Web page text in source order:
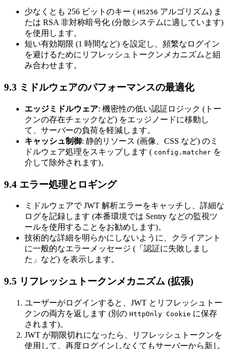
少なくとも 256 ビットのキー ( HS256 アルゴリズム) ま
たは RSA 非対称暗号化 (分散システムに適しています)
を使用します。
短い有効期限 (1 時間など) を設定し、頻繁なログイン
を避けるためにリフレッシュトークンメカニズムと組
み合わせます。
9.3 ミドルウェアのパフォーマンスの最適化
エッジミドルウェア: 機密性の低い認証ロジック (トー
クンの存在チェックなど) をエッジノードに移動し
て、サーバーの負荷を軽減します。
キャッシュ制御: 静的リソース (画像、CSS など) のミ
ドルウェア処理をスキップします ( config.matcher を
介して除外されます)。
9.4 エラー処理とロギング
ミドルウェアで JWT 解析エラーをキャッチし、詳細な
ログを記録します (本番環境では Sentry などの監視ツ
ールを使用することをお勧めします)。
技術的な詳細を明らかにしないように、クライアント
に一般的なエラーメッセージ (「認証に失敗しまし
た」など) を表示します。
9.5 リフレッシュトークンメカニズム (拡張)
ユーザーがログインすると、JWT とリフレッシュトー
クンの両方を返します (別の HttpOnly Cookie に保存
されます)。
JWT が期限切れになったら、リフレッシュトークンを
使用して、再度ログインしなくてもサーバーから新し